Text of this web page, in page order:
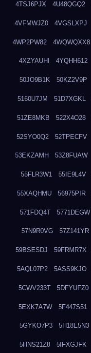
4TSJ6PJX 4U48QGQ2
4VFMWJZ0 4VGSLXPJ
4WP2PW82 4WQWQXX8
4XZYAUHI 4YQHH612
50JO9B1K 50KZ2V9P
5160U7JM 51D7XGKL
51ZE8MKB 522X4O28
52SYO0Q2 52TPECFV
53EKZAMH 53Z8FUAW
55FLR3W1 55IE9L4V
55XAQHMU 56975PIR
571FDQ4T 5771DEGW
57N9R0VG 57Z141YR
59BSESDJ 59FRMR7X
5AQL07P2 5ASS9KJO
5CWV233T 5DFYUFZ0
5EXK7A7W 5F447S51
5GYKO7P3 5H18E5N3
5HNS21Z8 5IFXGJFK